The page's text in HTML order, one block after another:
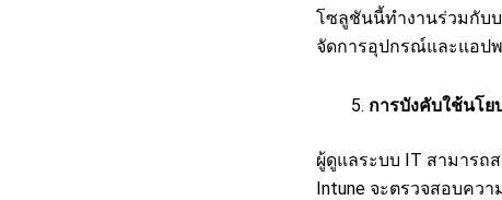
โซลูชันนี้ทำงานร่วมกับบ
จัดการอุปกรณ์และแอปพ
การบังคับใช้นโย
ผู้ดูแลระบบ IT สามารถ
Intune จะตรวจสอบคว